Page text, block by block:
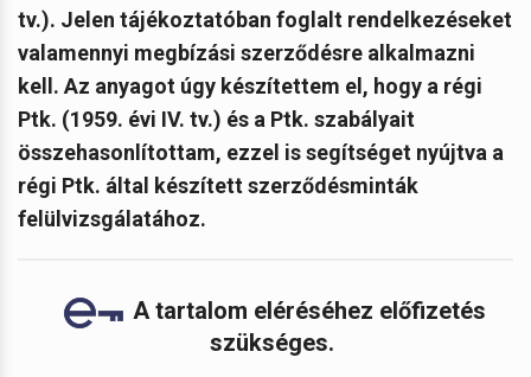
tv.). Jelen tájékoztatóban foglalt rendelkezéseket
valamennyi megbízási szerződésre alkalmazni
kell. Az anyagot úgy készítettem el, hogy a régi
Ptk. (1959. évi IV. tv.) és a Ptk. szabályait
összehasonlítottam, ezzel is segítséget nyújtva a
régi Ptk. által készített szerződésminták
felülvizsgálatához.
A tartalom eléréséhez előfizetés
szükséges.